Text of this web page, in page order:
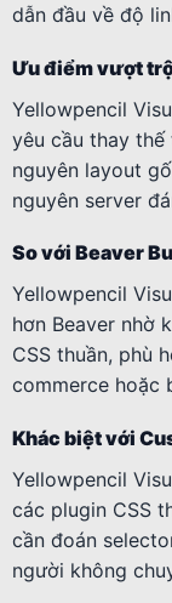
dẫn đầu về độ
Ưu điểm vượt
Yellowpencil
yêu cầu thay thế
nguyên layout
nguyên server
So với Beaver
Yellowpencil
hơn Beaver nhờ
CSS thuần, phù
commerce hoặc
Khác biệt với
Yellowpencil
các plugin CSS
cần đoán
người không